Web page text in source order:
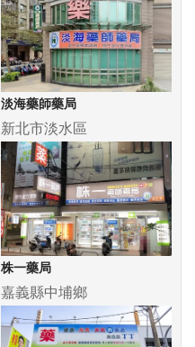
淡海藥師藥局
新北市淡水區
株一藥局
嘉義縣中埔鄉